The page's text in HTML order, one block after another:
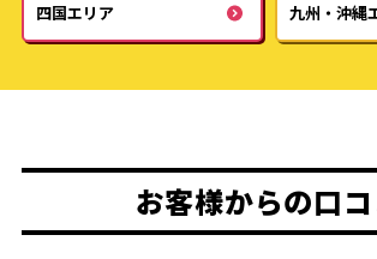
四国エリア 九州・沖縄
お客様からの口コ